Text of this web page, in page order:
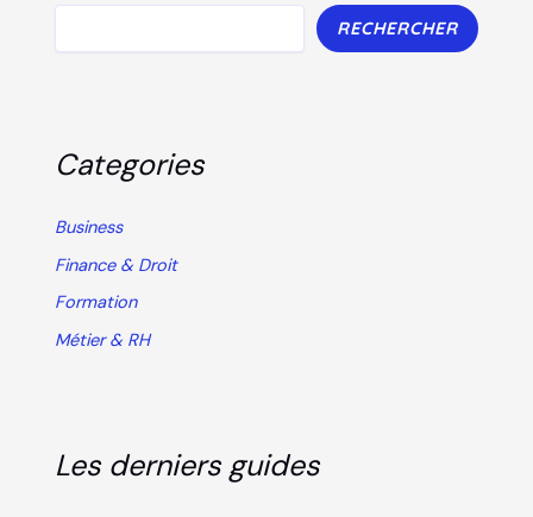
RECHERCHER
Categories
Business
Finance & Droit
Formation
Métier & RH
Les derniers guides